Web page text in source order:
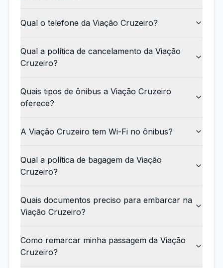
Qual o telefone da Viação Cruzeiro?
Qual a política de cancelamento da Viação
Cruzeiro?
Quais tipos de ônibus a Viação Cruzeiro
oferece?
A Viação Cruzeiro tem Wi-Fi no ônibus?
Qual a política de bagagem da Viação
Cruzeiro?
Quais documentos preciso para embarcar na
Viação Cruzeiro?
Como remarcar minha passagem da Viação
Cruzeiro?